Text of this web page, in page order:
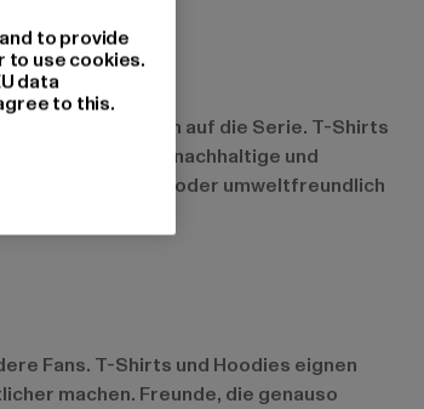
Anspielungen auf die Serie. T-Shirts
zu wirken. Auch nachhaltige und
bestehen oder umweltfreundlich
Fans. T-Shirts und Hoodies eignen
machen. Freunde, die genauso
to provide
use cookies.
data
to this.